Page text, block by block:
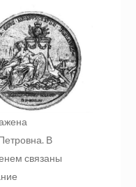
В
связаны